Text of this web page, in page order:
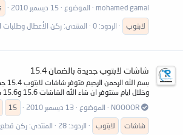
mohamed gamal
الموضوع 15 ديسمبر 2010
لابتوب
الردود: 0 المنتدى: ركن الأعطال وطلبات
شاشات لابتوب جديدة بالضمان 15.4
بسم
وخلال ايام ستتوفر ان شاء الله الشاشات 15.6 و15.6 شاشات ليد
NOOOOR
الموضوع 13 ديسمبر 2010 15
شاشات
لابتوب الردود: 28 المنتدى: ركن قطع